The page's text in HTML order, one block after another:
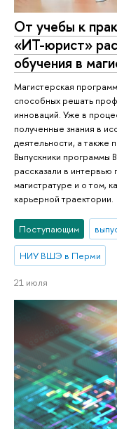
От учебы к
«ИТ-юрист»
обучения в
Магистерская
способных решать
инноваций. Уже в
полученные знания в
деятельности, а также
Выпускники программы
рассказали в интервью
магистратуре и о том,
карьерной траектории.
Поступающим
НИУ ВШЭ в Перми
21 июля